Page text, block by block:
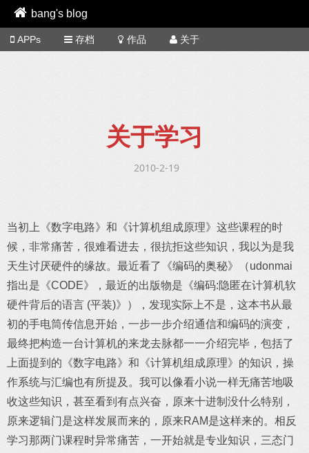
bang's blog
APPs 存档 作品 关于
关于学习
2010-2-19
当初上《数字电路》和《计算机组成原理》这些课程的时
候，非常痛苦，很难看进去，很抗拒这些知识，我以为是我
天生讨厌硬件的缘故。最近看了《编码的奥秘》（udonmai
指出是《CODE》，最近的出版物是《编码:隐匿在计算机软
硬件背后的语言 (平装)》），发现实际上不是，这本书从最
初的手电筒传信息开始，一步一步介绍通信和编码的演变，
最终把构造一台计算机的来龙去脉都一一介绍完毕，包括了
上面提到的《数字电路》和《计算机组成原理》的知识，操
作系统与汇编也有所提及。我可以像看小说一样无痛苦地吸
收这些知识，甚至看到有点兴奋，原来十进制没什么特别，
原来逻辑门是这样发展而来的，原来RAM是这样来的。相反
学习那两门课程时异常痛苦，一开始就是专业知识，三态门